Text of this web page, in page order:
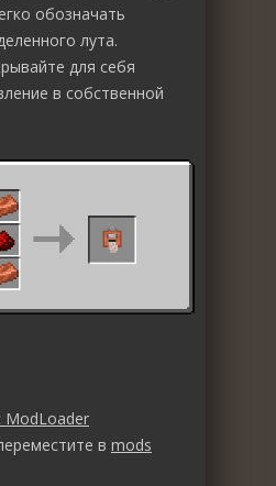
обозначать
лута.
для себя
в собственной
ModLoader
в mods